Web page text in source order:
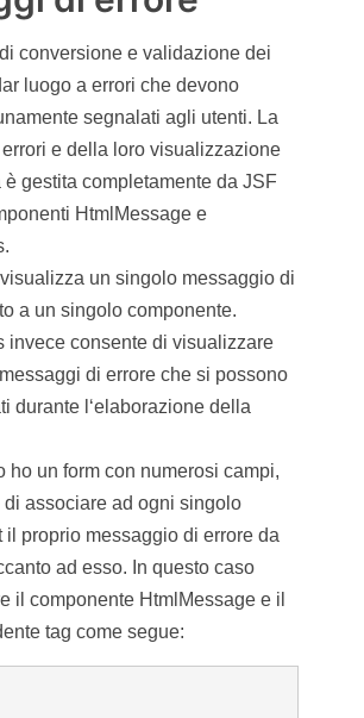
conversione e validazione dei
luogo a errori che devono
segnalati agli utenti. La
e della loro visualizzazione
è gestita completamente da JSF
HtmlMessage e
un singolo messaggio di
a un singolo componente.
invece consente di visualizzare
di errore che si possono
durante l‘elaborazione della
ho un form con numerosi campi,
di associare ad ogni singolo
il proprio messaggio di errore da
ad esso. In questo caso
il componente HtmlMessage e il
tag come segue: